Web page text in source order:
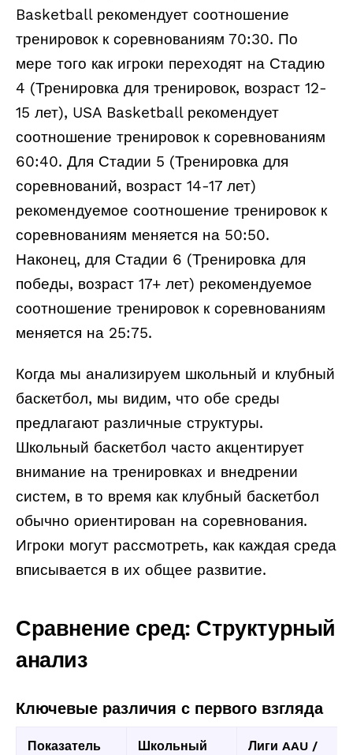
Basketball рекомендует соотношение
тренировок к соревнованиям 70:30. По
мере того как игроки переходят на Стадию
4 (Тренировка для тренировок, возраст 12-
15 лет), USA Basketball рекомендует
соотношение тренировок к соревнованиям
60:40. Для Стадии 5 (Тренировка для
соревнований, возраст 14-17 лет)
рекомендуемое соотношение тренировок к
соревнованиям меняется на 50:50.
Наконец, для Стадии 6 (Тренировка для
победы, возраст 17+ лет) рекомендуемое
соотношение тренировок к соревнованиям
меняется на 25:75.
Когда мы анализируем школьный и клубный
баскетбол, мы видим, что обе среды
предлагают различные структуры.
Школьный баскетбол часто акцентирует
внимание на тренировках и внедрении
систем, в то время как клубный баскетбол
обычно ориентирован на соревнования.
Игроки могут рассмотреть, как каждая среда
вписывается в их общее развитие.
Сравнение сред: Структурный
анализ
Ключевые различия с первого взгляда
Показатель
Школьный
Лиги AAU /